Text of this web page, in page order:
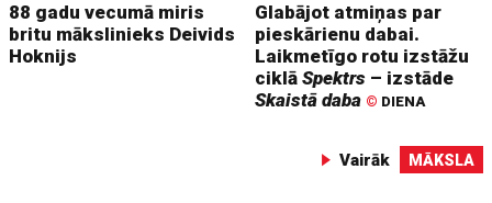
88 gadu vecumā miris
britu mākslinieks Deivids
Hoknijs
Glabājot atmiņas par
pieskārienu dabai.
Laikmetīgo rotu izstāžu
ciklāSpektrs – izstāde
Skaistā daba © DIENA
Vairāk MĀKSLA